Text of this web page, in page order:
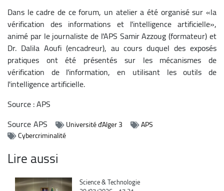
Dans le cadre de ce forum, un atelier a été organisé sur «la
vérification des informations et l'intelligence artificielle»,
animé par le journaliste de l'APS Samir Azzoug (formateur) et
Dr. Dalila Aoufi (encadreur), au cours duquel des exposés
pratiques ont été présentés sur les mécanismes de
vérification de l'information, en utilisant les outils de
l'intelligence artificielle.
Source : APS
SourceAPS Université d'Alger 3
APS
Cybercriminalité
Lire aussi
Catégorie
Science & Technologie